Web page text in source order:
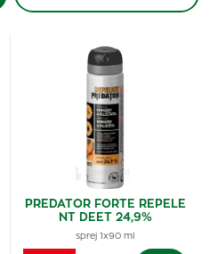
PREDATOR FORTE REPELE
NT DEET 24,9%
sprej 1x90 ml